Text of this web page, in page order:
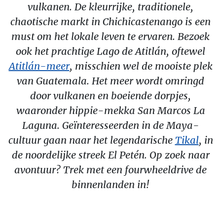
vulkanen. De kleurrijke, traditionele,
chaotische markt in Chichicastenango is een
must om het lokale leven te ervaren. Bezoek
ook het prachtige Lago de Atitlán, oftewel
Atitlán-meer, misschien wel de mooiste plek
van Guatemala. Het meer wordt omringd
door vulkanen en boeiende dorpjes,
waaronder hippie-mekka San Marcos La
Laguna. Geïnteresseerden in de Maya-
cultuur gaan naar het legendarische Tikal, in
de noordelijke streek El Petén. Op zoek naar
avontuur? Trek met een fourwheeldrive de
binnenlanden in!